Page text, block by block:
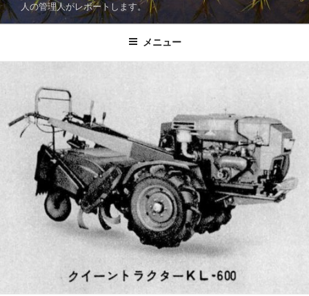
人の管理人がレポートします。
メニュー